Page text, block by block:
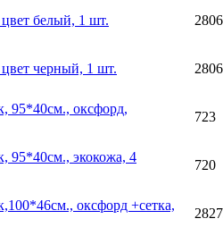
белый, 1 шт.
черный, 1 шт.
95*40см., оксфорд,
723
95*40см., экокожа, 4
720
оксфорд +сетка,